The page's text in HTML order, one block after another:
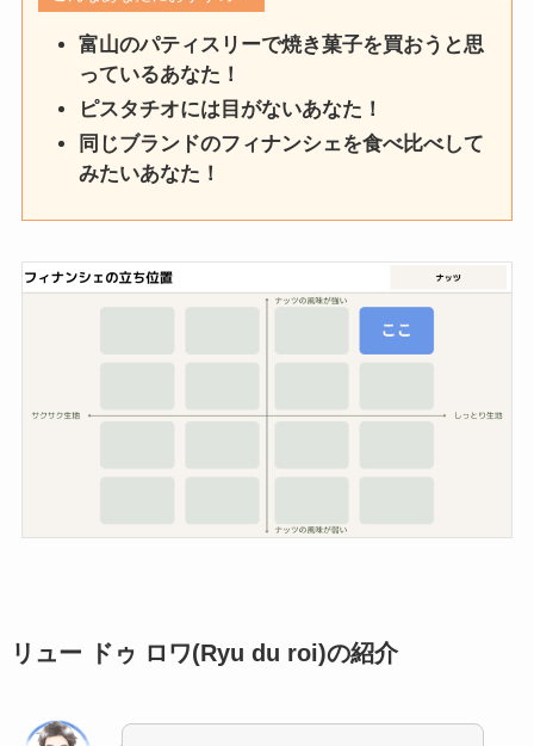
富山のパティスリーで焼き菓子を買おうと思
っているあなた！
ピスタチオには目がないあなた！
同じブランドのフィナンシェを食べ比べして
みたいあなた！
リュー ドゥ ロワ(Ryu du roi)の紹介